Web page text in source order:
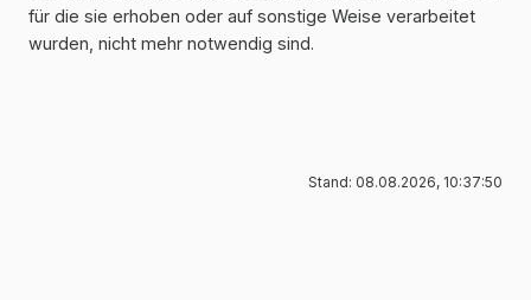
für die sie erhoben oder auf sonstige Weise verarbeitet
wurden, nicht mehr notwendig sind.
Stand: 08.08.2026, 10:37:50